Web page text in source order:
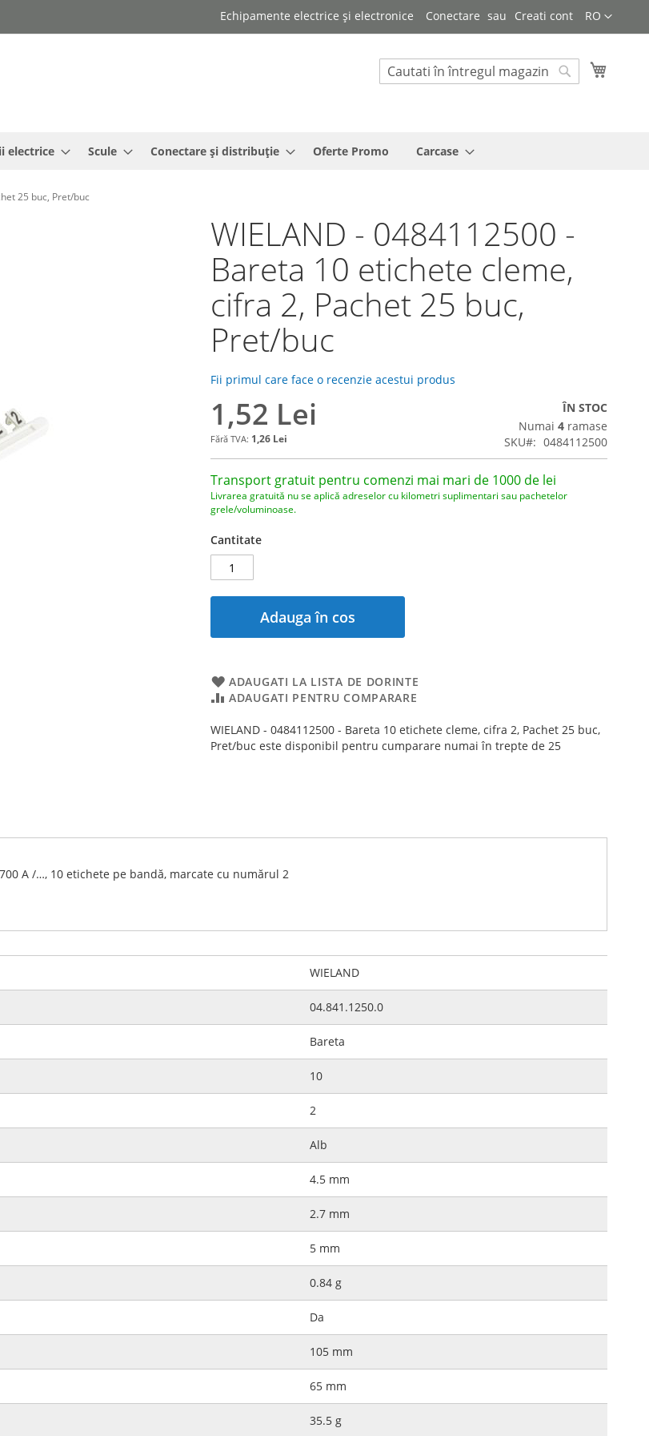
Limba
RO
Echipamente electrice și electronice Conectare Creati cont
Cautare
electrice Scule Conectare și distribuție Oferte Promo Carcase
25 buc, Pret/buc
WIELAND - 0484112500 -
Bareta 10 etichete cleme,
cifra 2, Pachet 25 buc,
Pret/buc
Fii primul care face o recenzie acestui produs
1,52 Lei
1,26 Lei
ÎN STOC
Numai 4 ramase
SKU
0484112500
Transport gratuit pentru comenzi mai mari de 1000 de lei
Livrarea gratuită nu se aplică adreselor cu kilometri suplimentari sau pachetelor
grele/voluminoase.
Cantitate
Adauga în cos
ADAUGATI LA LISTA DE DORINTE
ADAUGATI PENTRU COMPARARE
WIELAND - 0484112500 - Bareta 10 etichete cleme, cifra 2, Pachet 25 buc,
Pret/buc este disponibil pentru cumparare numai în trepte de 25
A /…, 10 etichete pe bandă, marcate cu numărul 2
WIELAND
04.841.1250.0
Bareta
10
2
Alb
4.5 mm
2.7 mm
5 mm
0.84 g
Da
105 mm
65 mm
35.5 g